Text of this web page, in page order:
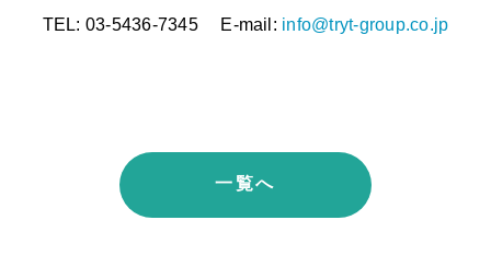
TEL: 03-5436-7345 E-mail: info@tryt-group.co.jp
一覧へ